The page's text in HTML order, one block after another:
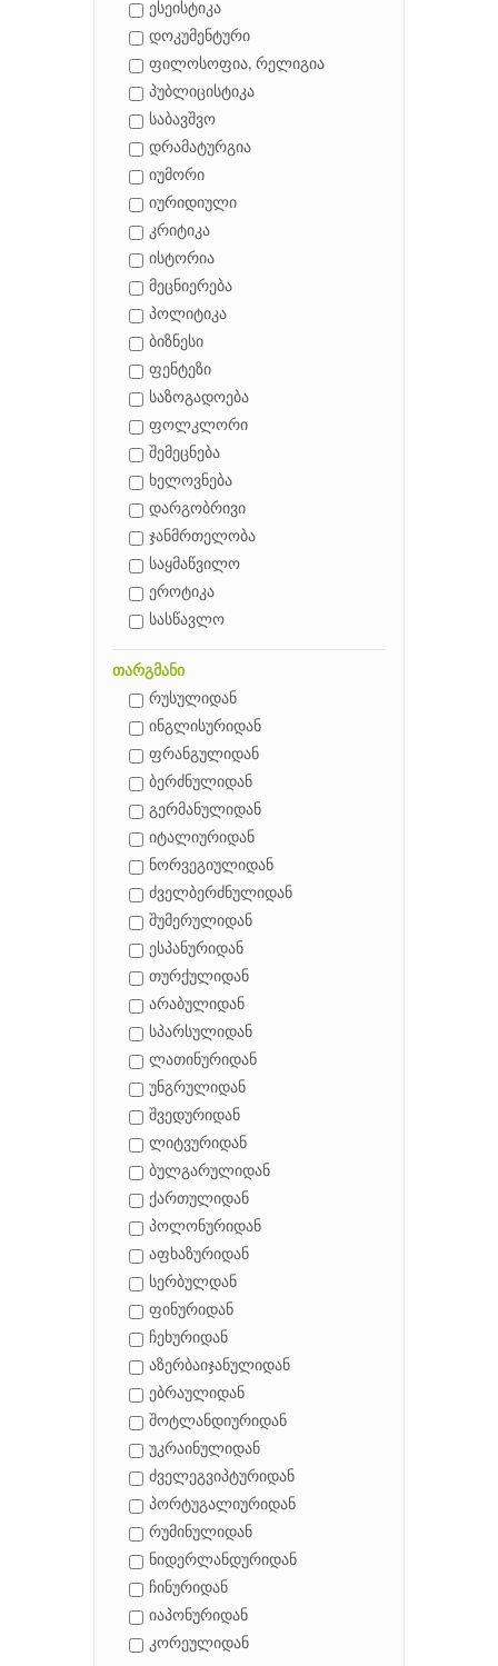
ესეისტიკა
დოკუმენტური
ფილოსოფია, რელიგია
პუბლიცისტიკა
საბავშვო
დრამატურგია
იუმორი
იურიდიული
კრიტიკა
ისტორია
მეცნიერება
პოლიტიკა
ბიზნესი
ფენტეზი
საზოგადოება
ფოლკლორი
შემეცნება
ხელოვნება
დარგობრივი
ჯანმრთელობა
საყმაწვილო
ეროტიკა
სასწავლო
თარგმანი
რუსულიდან
ინგლისურიდან
ფრანგულიდან
ბერძნულიდან
გერმანულიდან
იტალიურიდან
ნორვეგიულიდან
ძველბერძნულიდან
შუმერულიდან
ესპანურიდან
თურქულიდან
არაბულიდან
სპარსულიდან
ლათინურიდან
უნგრულიდან
შვედურიდან
ლიტვურიდან
ბულგარულიდან
ქართულიდან
პოლონურიდან
აფხაზურიდან
სერბულდან
ფინურიდან
ჩეხურიდან
აზერბაიჯანულიდან
ებრაულიდან
შოტლანდიურიდან
უკრაინულიდან
ძველეგვიპტურიდან
პორტუგალიურიდან
რუმინულიდან
ნიდერლანდურიდან
ჩინურიდან
იაპონურიდან
კორეულიდან